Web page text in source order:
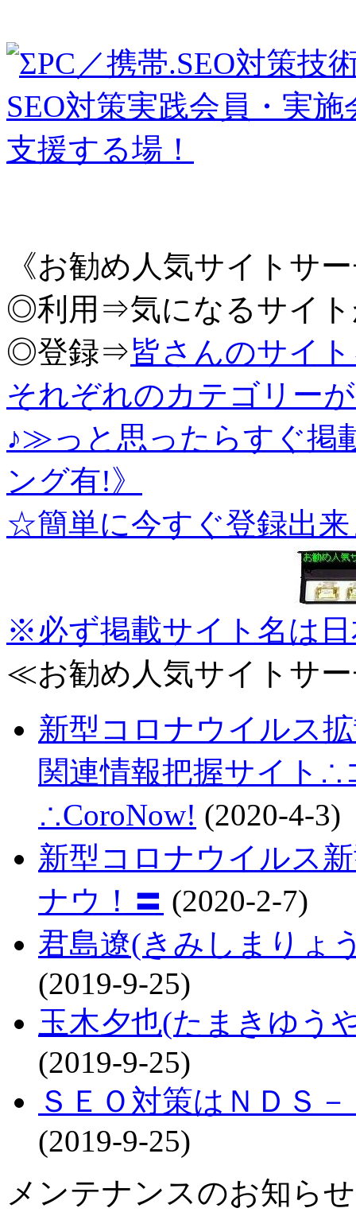
《お勧め人気サイトサ
◎利用⇒気になるサイト
◎登録⇒皆さんのサイ
それぞれのカテゴリー
♪≫っと思ったらすぐ掲
ング有!》
☆簡単に今すぐ登録出
※必ず掲載サイト名は
≪お勧め人気サイトサ
新型コロナウイルス
関連情報把握サイト
∴CoroNow! (2020-4-3)
新型コロナウイルス
ナウ！〓 (2020-2-7)
君島遼(きみしまりょ
(2019-9-25)
玉木夕也(たまきゆう
(2019-9-25)
ＳＥＯ対策はＮＤＳ
(2019-9-25)
メンテナンスのお知ら